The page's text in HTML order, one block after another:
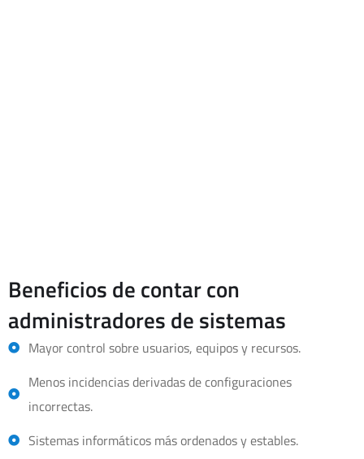
Beneficios de contar con
administradores de sistemas
Mayor control sobre usuarios, equipos y recursos.
Menos incidencias derivadas de configuraciones
incorrectas.
Sistemas informáticos más ordenados y estables.